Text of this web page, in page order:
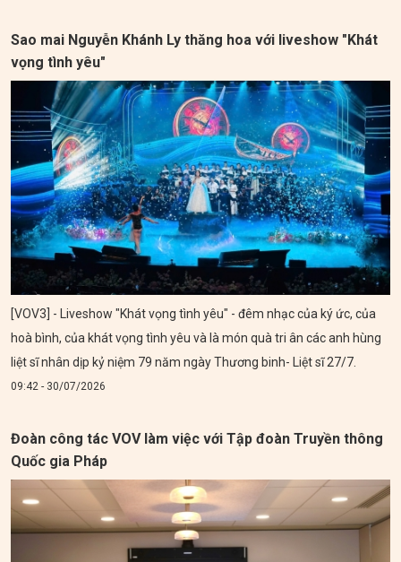
Sao mai Nguyễn Khánh Ly thăng hoa với liveshow "Khát
vọng tình yêu"
[VOV3] - Liveshow "Khát vọng tình yêu" - đêm nhạc của ký ức, của
hoà bình, của khát vọng tình yêu và là món quà tri ân các anh hùng
liệt sĩ nhân dịp kỷ niệm 79 năm ngày Thương binh- Liệt sĩ 27/7.
09:42 - 30/07/2026
Đoàn công tác VOV làm việc với Tập đoàn Truyền thông
Quốc gia Pháp